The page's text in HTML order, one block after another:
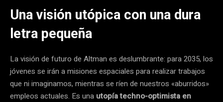
Una visión utópica con una dura
letra pequeña
La visión de futuro de Altman es deslumbrante: para 2035, los
jóvenes se irán a misiones espaciales para realizar trabajos
que ni imaginamos, mientras se ríen de nuestros «aburridos»
empleos actuales. Es una utopía techno-optimista en